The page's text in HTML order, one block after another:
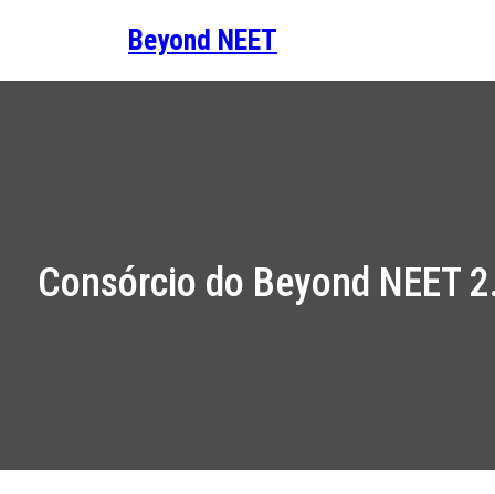
o
Beyond NEET
Consórcio do Beyond NEET